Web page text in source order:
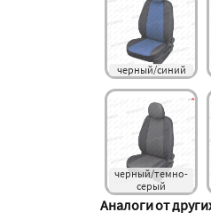
черный/синий
черный/темно-
серый
Аналоги от